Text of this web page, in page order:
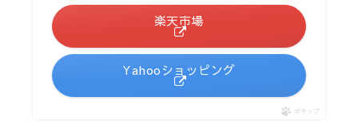
楽天市場
Yahooショッピング
ポチップ